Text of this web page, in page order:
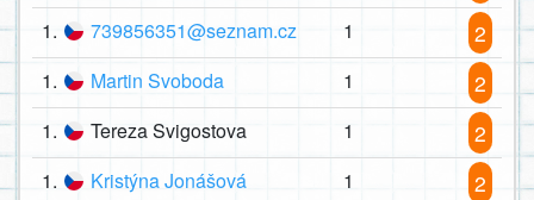
1. 739856351@seznam.cz 1 2
1. Martin Svoboda 1 2
1. Tereza Svigostova 1 2
1. Kristýna Jonášová 1 2